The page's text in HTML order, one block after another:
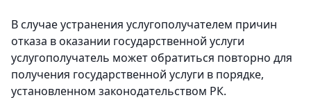
В случае устранения услугополучателем причин
отказа в оказании государственной услуги
услугополучатель может обратиться повторно для
получения государственной услуги в порядке,
установленном законодательством РК.